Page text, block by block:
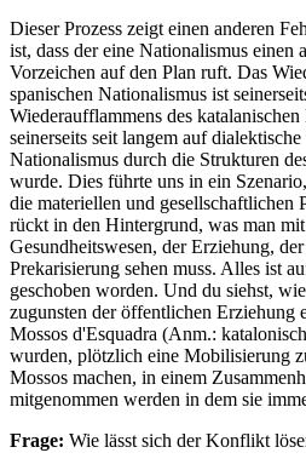
Dieser Prozess zeigt einen anderen
ist, dass der eine Nationalismus einen
Vorzeichen auf den Plan ruft. Das
spanischen Nationalismus ist
Wiederaufflammens des
seinerseits seit langem auf
Nationalismus durch die Strukturen
wurde. Dies führte uns in ein
die materiellen und gesellschaftlichen
rückt in den Hintergrund, was man
Gesundheitswesen, der Erziehung,
Prekarisierung sehen muss. Alles ist
geschoben worden. Und du siehst,
zugunsten der öffentlichen Erziehung
Mossos d'Esquadra (Anm.:
wurden, plötzlich eine Mobilisierung
Mossos machen, in einem
mitgenommen werden in dem sie
Frage: Wie lässt sich der Konflikt